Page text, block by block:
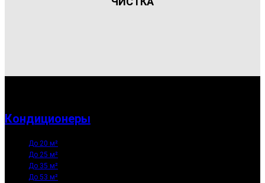
Кондиционеры
До 20 м²
До 25 м²
До 35 м²
До 53 м²